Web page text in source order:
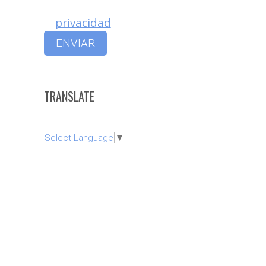
privacidad
TRANSLATE
Select Language ▼